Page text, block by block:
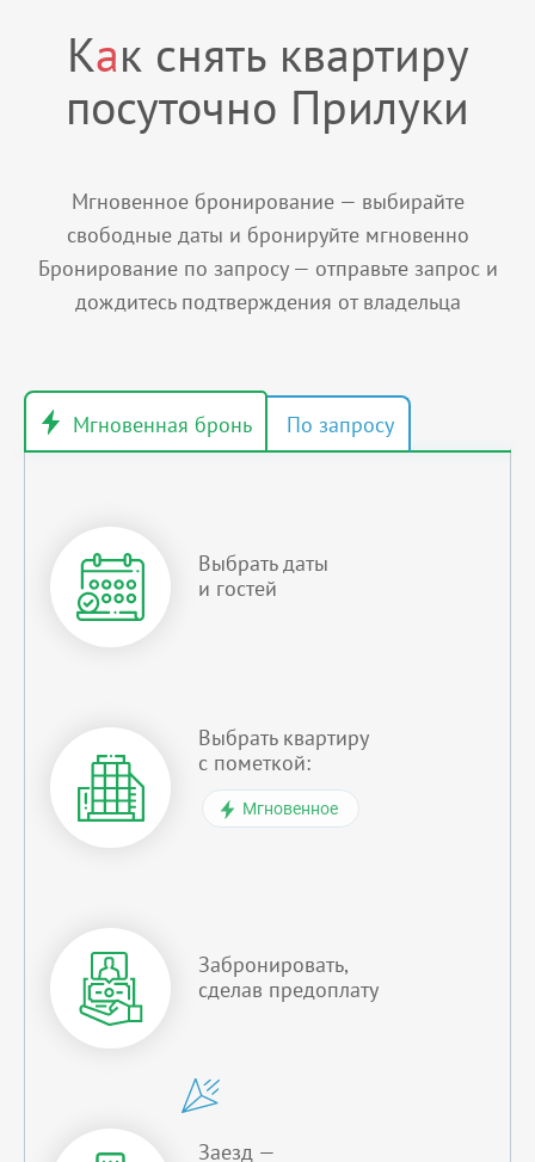
Как снять квартиру
посуточно Прилуки
Мгновенное бронирование — выбирайте
свободные даты и бронируйте мгновенно
Бронирование по запросу — отправьте запрос и
дождитесь подтверждения от владельца
Выбрать даты
и гостей
Выбрать квартиру
с пометкой:
Мгновенное
Забронировать,
сделав предоплату
Заезд —